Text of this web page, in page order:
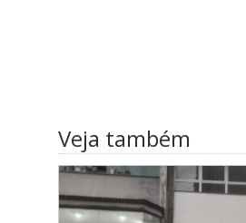
Veja também